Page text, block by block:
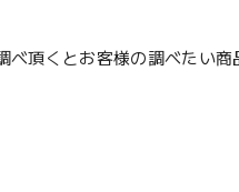
頂くとお客様の調べたい商